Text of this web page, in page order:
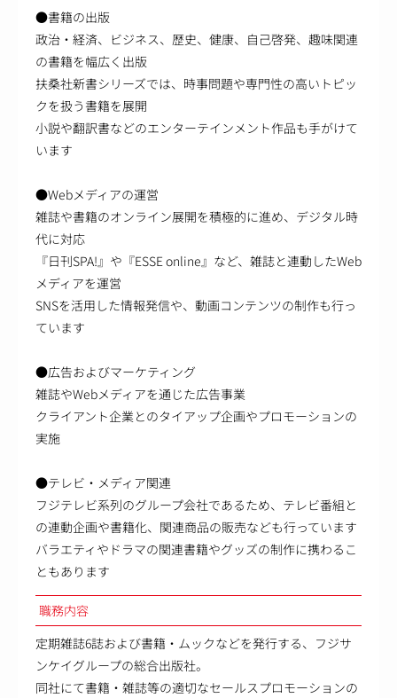
●書籍の出版
政治・経済、ビジネス、歴史、健康、自己啓発、趣味関連
の書籍を幅広く出版
扶桑社新書シリーズでは、時事問題や専門性の高いトピッ
クを扱う書籍を展開
小説や翻訳書などのエンターテインメント作品も手がけて
います
●Webメディアの運営
雑誌や書籍のオンライン展開を積極的に進め、デジタル時
代に対応
『日刊SPA!』や『ESSE online』など、雑誌と連動したWeb
メディアを運営
SNSを活用した情報発信や、動画コンテンツの制作も行っ
ています
●広告およびマーケティング
雑誌やWebメディアを通じた広告事業
クライアント企業とのタイアップ企画やプロモーションの
実施
●テレビ・メディア関連
フジテレビ系列のグループ会社であるため、テレビ番組と
の連動企画や書籍化、関連商品の販売なども行っています
バラエティやドラマの関連書籍やグッズの制作に携わるこ
ともあります
職務内容
定期雑誌6誌および書籍・ムックなどを発行する、フジサ
ンケイグループの総合出版社。
同社にて書籍・雑誌等の適切なセールスプロモーションの